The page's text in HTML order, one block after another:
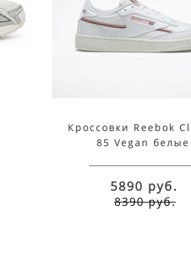
Кроссовки Reebok
85 Vegan белые
5890 руб.
8390 руб.